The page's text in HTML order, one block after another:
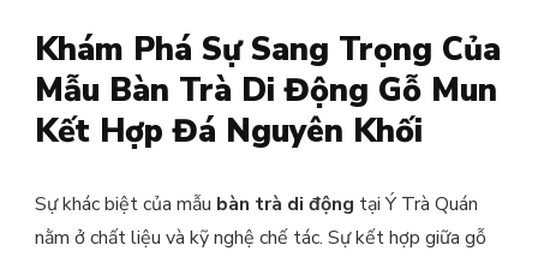
Khám Phá Sự Sang Trọng Của
Mẫu Bàn Trà Di Động Gỗ Mun
Kết Hợp Đá Nguyên Khối
Sự khác biệt của mẫu bàn trà di động tại Ý Trà Quán
nằm ở chất liệu và kỹ nghệ chế tác. Sự kết hợp giữa gỗ